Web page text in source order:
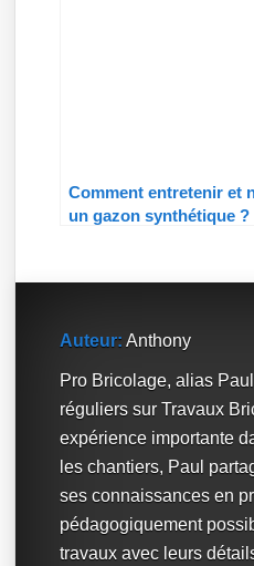
Comment entretenir et
un gazon synthétique ?
Auteur: Anthony
Pro Bricolage, alias
réguliers sur Travaux
expérience importante
les chantiers, Paul
ses connaissances en
pédagogiquement
travaux avec leurs